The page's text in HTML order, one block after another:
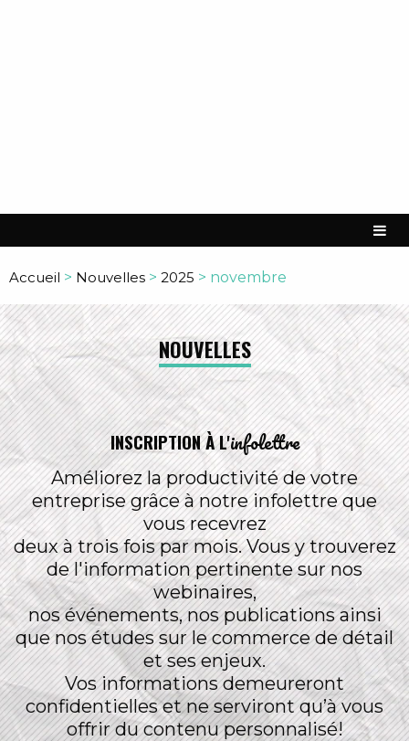
Accueil > Nouvelles > 2025 > novembre
NOUVELLES
INSCRIPTION À L'infolettre
Améliorez la productivité de votre
entreprise grâce à notre infolettre que
vous recevrez
deux à trois fois par mois. Vous y trouverez
de l'information pertinente sur nos
webinaires,
nos événements, nos publications ainsi
que nos études sur le commerce de détail
et ses enjeux.
Vos informations demeureront
confidentielles et ne serviront qu’à vous
offrir du contenu personnalisé!